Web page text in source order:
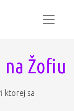
na Žofiu
ktorej sa